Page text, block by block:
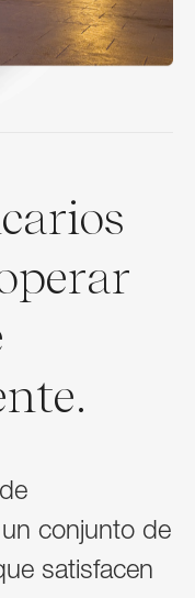
conjunto de
satisfacen